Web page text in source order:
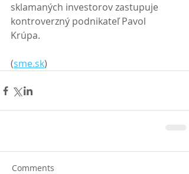
sklamaných investorov zastupuje
kontroverzný podnikateľ Pavol
Krúpa.
(sme.sk)
Comments